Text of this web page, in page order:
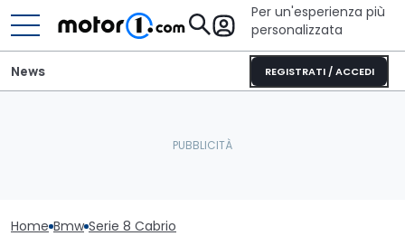
Per un'esperienza più
personalizzata
REGISTRATI / ACCEDI
News
Home Bmw Serie 8 Cabrio